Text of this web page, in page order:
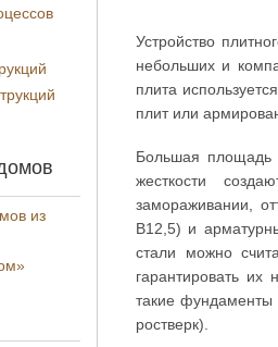
Устройство
небольших и
плита
плит или
Большая площадь
жесткости
замораживании,
В12,5) и
стали можно
гарантировать
такие фундаменты
ростверк).
из